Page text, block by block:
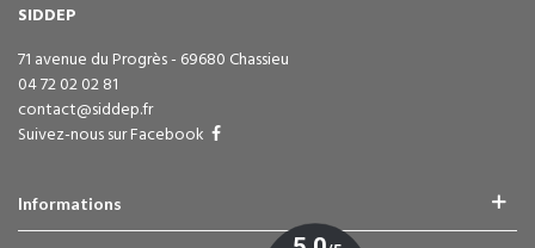
SIDDEP
71 avenue du Progrès - 69680 Chassieu
04 72 02 02 81
contact@siddep.fr
Suivez-nous sur Facebook
Informations